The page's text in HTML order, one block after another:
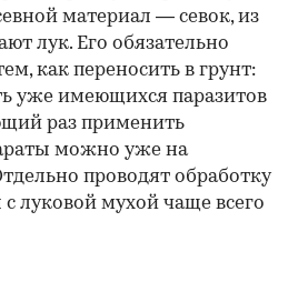
материал — севок, из
лук. Его обязательно
как переносить в грунт:
уже имеющихся паразитов
раз применить
можно уже на
проводят обработку
луковой мухой чаще всего